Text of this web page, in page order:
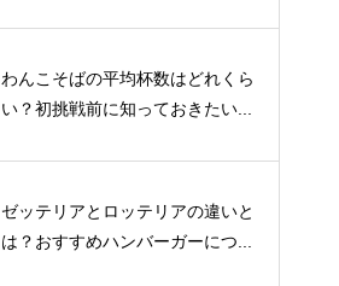
わんこそばの平均杯数はどれくら
い？初挑戦前に知っておきたい...
ゼッテリアとロッテリアの違いと
は？おすすめハンバーガーにつ...